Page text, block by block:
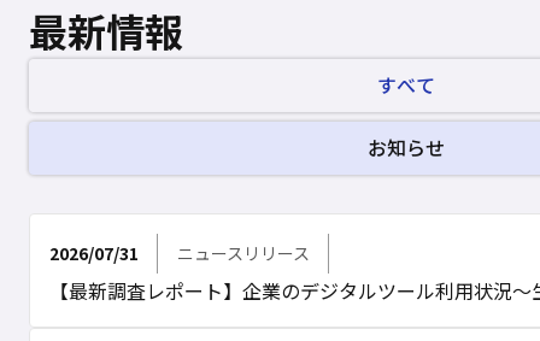
最新情報
すべて
お知らせ
2026/07/31 ニュースリリース
【最新調査レポート】企業のデジタルツール利用状況